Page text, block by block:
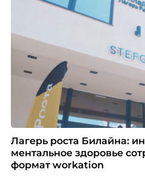
Лагерь роста Билайна:
ментальное здоровье
формат workation